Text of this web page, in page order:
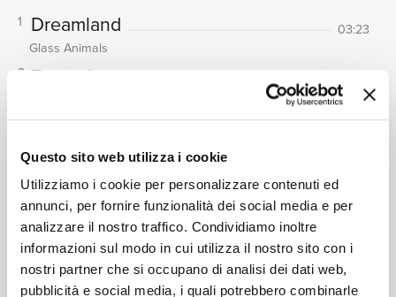
Questo sito web utilizza i cookie
Utilizziamo i cookie per personalizzare contenuti ed
annunci, per fornire funzionalità dei social media e per
analizzare il nostro traffico. Condividiamo inoltre
informazioni sul modo in cui utilizza il nostro sito con i
nostri partner che si occupano di analisi dei dati web,
pubblicità e social media, i quali potrebbero combinarle
1 Dreamland
03:23
Glass Animals
2 Tangerine
03:21
3 ((home movie: 1994))
Glass Animals
4 Hot Sugar
03:55
Glass Animals
5 ((home movie: btx))
Glass Animals
Space Ghost Coast To Coast
03:07
RICERCA
CHI SIAMO
CONTATTI